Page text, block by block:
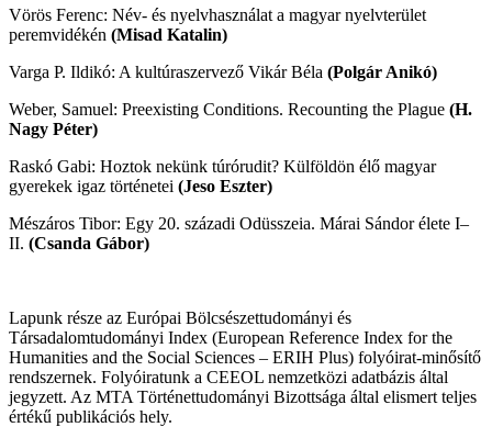
Vörös Ferenc: Név- és nyelvhasználat a magyar nyelvterület
peremvidékén (Misad Katalin)
Varga P. Ildikó: A kultúraszervező Vikár Béla (Polgár Anikó)
Weber, Samuel: Preexisting Conditions. Recounting the Plague (H.
Nagy Péter)
Raskó Gabi: Hoztok nekünk túrórudit? Külföldön élő magyar
gyerekek igaz történetei (Jeso Eszter)
Mészáros Tibor: Egy 20. századi Odüsszeia. Márai Sándor élete I–
II. (Csanda Gábor)
Lapunk része az Európai Bölcsészettudományi és
Társadalomtudományi Index (European Reference Index for the
Humanities and the Social Sciences – ERIH Plus) folyóirat-minősítő
rendszernek. Folyóiratunk a CEEOL nemzetközi adatbázis által
jegyzett. Az MTA Történettudományi Bizottsága által elismert teljes
értékű publikációs hely.